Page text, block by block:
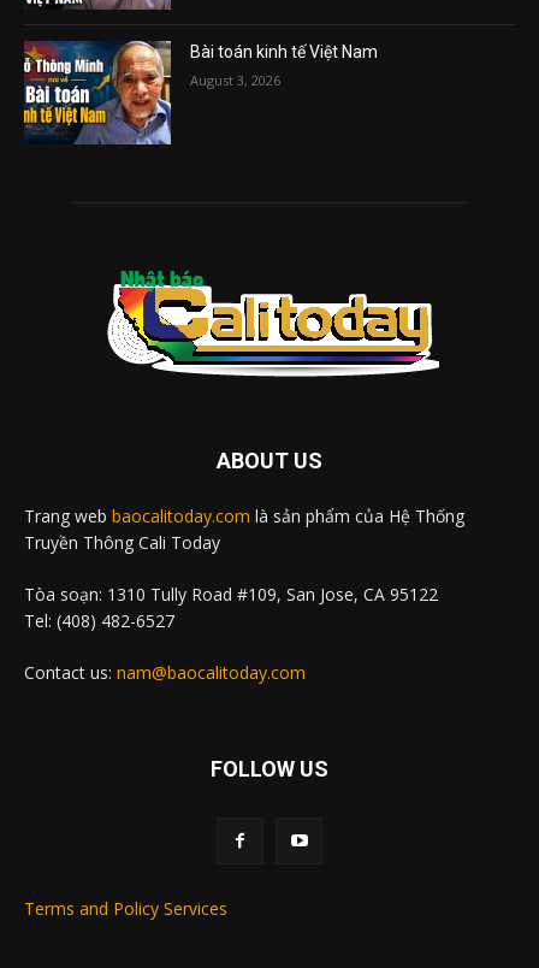
Bài toán kinh tế Việt Nam
August 3, 2026
ABOUT US
Trang web baocalitoday.com là sản phẩm của Hệ Thống
Truyền Thông Cali Today
Tòa soạn: 1310 Tully Road #109, San Jose, CA 95122
Tel: (408) 482-6527
Contact us: nam@baocalitoday.com
FOLLOW US
Terms and Policy Services